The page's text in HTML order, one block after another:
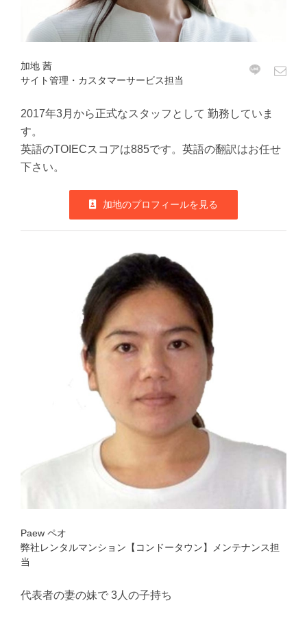
加地 茜
サイト管理・カスタマーサービス担当
2017年3月から正式なスタッフとして 勤務していま
す。
英語のTOIECスコアは885です。英語の翻訳はお任せ
下さい。
加地のプロフィールを見る
Paew ペオ
弊社レンタルマンション【コンドータウン】メンテナンス担
当
代表者の妻の妹で 3人の子持ち